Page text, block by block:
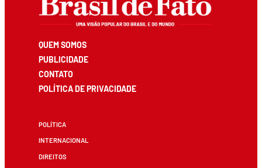
QUEM SOMOS
PUBLICIDADE
CONTATO
POLÍTICA DE PRIVACIDADE
POLÍTICA
INTERNACIONAL
DIREITOS